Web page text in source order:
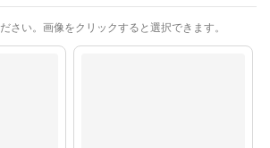
さい。画像をクリックすると選択できます。